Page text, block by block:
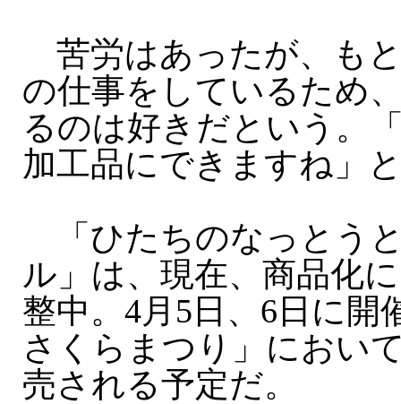
苦労はあったが、も
の仕事をしているため
るのは好きだという。
加工品にできますね」
「ひたちのなっとう
ル」は、現在、商品化
整中。4月5日、6日に開
さくらまつり」におい
売される予定だ。